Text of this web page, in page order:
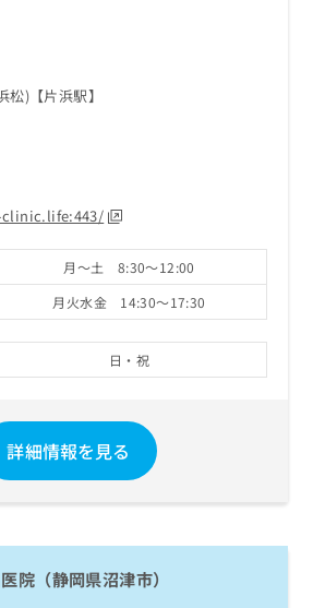
)【片浜駅】
月～土 8:30～12:00
月火水金 14:30～17:30
日・祝
詳細情報を見る
院（静岡県沼津市）